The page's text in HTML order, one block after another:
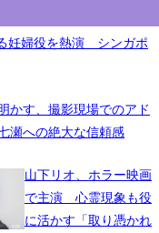
妊婦役を熱演 シンガポ
かす、撮影現場でのアド
瀬への絶大な信頼感
山下リオ、ホラー映画
で主演 心霊現象も役
に活かす「取り憑かれ